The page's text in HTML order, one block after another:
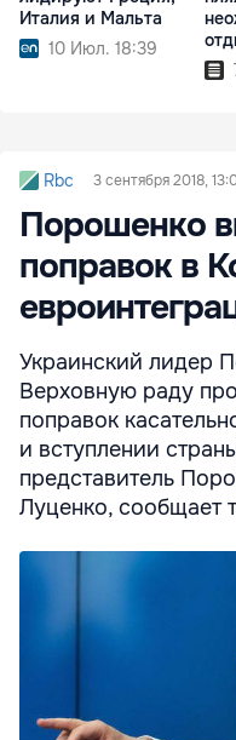
Италия и Мальта
10 Июл. 18:39
Rbc 3 сентября 2018,
Порошенко
поправок в
Украинский лидер
Верховную раду
поправок
и вступлении
представитель
Луценко, сообщает